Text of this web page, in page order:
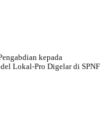
kepada
Lokal-Pro Digelar di SPNF